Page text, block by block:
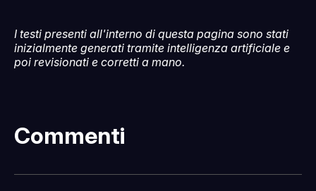
I testi presenti all'interno di questa pagina sono stati
inizialmente generati tramite intelligenza artificiale e
poi revisionati e corretti a mano.
Commenti